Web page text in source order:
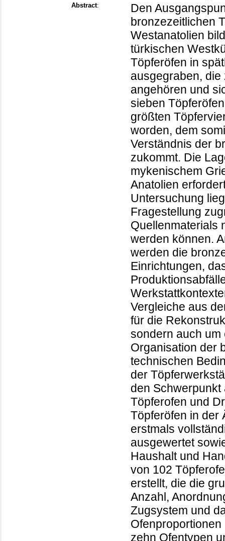
Abstract:
Den
bronzezeitlichen
Westanatolien
türkischen
Töpferöfen in
ausgegraben,
angehören und
sieben
größten
worden, dem
Verständnis der
zukommt. Die
mykenischem
Anatolien
Untersuchung
Fragestellung
Quellenmaterials
werden können.
werden die
Einrichtungen,
Vergleiche aus
für die
sondern auch um
Organisation der
technischen
der
den Schwerpunkt
Töpferofen und
Töpferöfen in der
erstmals
ausgewertet
Haushalt und
von 102
erstellt, die die
Anzahl,
Zugsystem und
zehn Ofentypen